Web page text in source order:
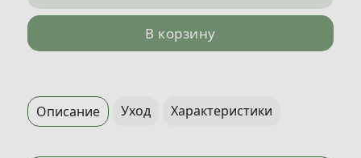
В корзину
Описание Уход Характеристики